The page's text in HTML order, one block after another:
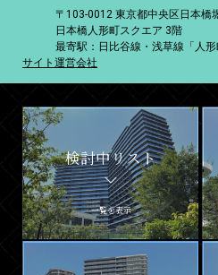
〒103-0012 東京都中央区日本橋
日本橋人形町スクエア 3階
最寄駅：日比谷線・浅草線「人
サイト運営会社
検討中リスト
一覧を表示